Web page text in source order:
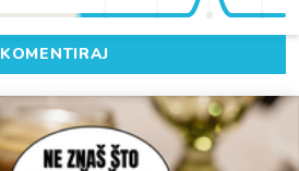
KOMENTIRAJ